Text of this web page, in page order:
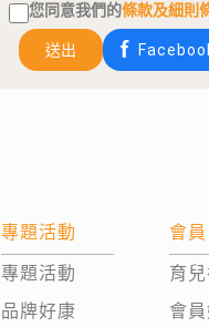
您同意我們的條款及細則
送出
專題活動
專題活動
品牌好康
會員
育
會